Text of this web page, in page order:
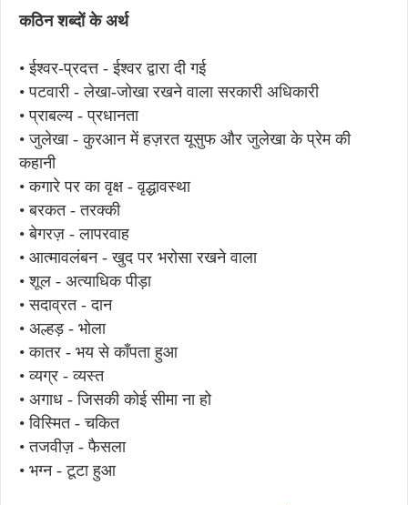
कठिन शब्दों के अर्थ
• ईश्वर-प्रदत्त - ईश्वर द्वारा दी गई
• पटवारी - लेखा-जोखा रखने वाला सरकारी अधिकारी
• प्राबल्य - प्रधानता
• जुलेखा - कुरआन में हज़रत यूसुफ और जुलेखा के प्रेम की
कहानी
• कगारे पर का वृक्ष - वृद्धावस्था
• बरकत - तरक्की
• बेगरज़ - लापरवाह
• आत्मावलंबन - खुद पर भरोसा रखने वाला
• शूल - अत्याधिक पीड़ा
• सदाव्रत - दान
• अल्हड़ - भोला
• कातर - भय से काँपता हुआ
• व्यग्र - व्यस्त
• अगाध - जिसकी कोई सीमा ना हो
• विस्मित - चकित
• तजवीज़ - फैसला
• भग्न - टूटा हुआ